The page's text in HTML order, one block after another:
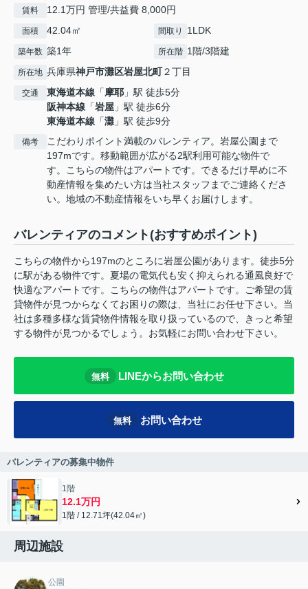
賃料 12.1万円 管理/共益費 8,000円
面積 42.04㎡ 間取り 1LDK
築年数 築1年 所在階 1階/3階建
所在地 兵庫県神戸市灘区岩屋北町２丁目
交通 東海道本線 「摩耶 」駅 徒歩5分
阪神本線 「岩屋 」駅 徒歩6分
東海道本線 「灘 」駅 徒歩9分
備考
こだわりポイント満載のバレンティア。岩屋公園まで
197mです。移動範囲が広がる2駅利用可能な物件で
す。こちらの物件はアパートです。できるだけ早めに不
動産情報を集めたい方は当社スタッフまでご連絡くださ
い。地域の不動産情報をいち早くお届けします。
バレンティアのコメント(おすすめポイント)
こちらの物件から197mのところに岩屋公園があります。徒歩5分
に駅がある物件です。夏場の電気代も安く抑えられる通風良好で
快適なアパートです。こちらの物件はアパートです。ご希望の賃
貸物件が見つからなくてお困りの際は、当社にお任せ下さい。当
社は多種多様な賃貸物件情報を取り扱っているので、きっと希望
する物件が見つかるでしょう。お気軽にお問い合わせ下さい。
無料 LINEからお問い合わせ
無料 お問い合わせ
バレンティアの募集中物件
1階
12.1万円
1階 / 12.71坪(42.04㎡)
周辺施設
公園